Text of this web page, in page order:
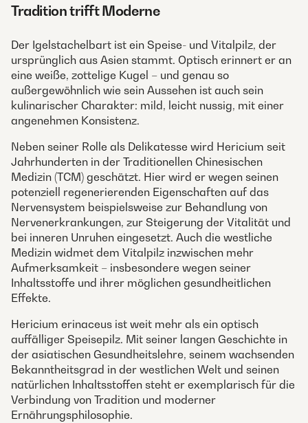
Tradition trifft Moderne
Der Igelstachelbart ist ein Speise- und Vitalpilz, der
ursprünglich aus Asien stammt. Optisch erinnert er an
eine weiße, zottelige Kugel – und genau so
außergewöhnlich wie sein Aussehen ist auch sein
kulinarischer Charakter: mild, leicht nussig, mit einer
angenehmen Konsistenz.
Neben seiner Rolle als Delikatesse wird Hericium seit
Jahrhunderten in der Traditionellen Chinesischen
Medizin (TCM) geschätzt. Hier wird er wegen seinen
potenziell regenerierenden Eigenschaften auf das
Nervensystem beispielsweise zur Behandlung von
Nervenerkrankungen, zur Steigerung der Vitalität und
bei inneren Unruhen eingesetzt. Auch die westliche
Medizin widmet dem Vitalpilz inzwischen mehr
Aufmerksamkeit – insbesondere wegen seiner
Inhaltsstoffe und ihrer möglichen gesundheitlichen
Effekte.
Hericium erinaceus ist weit mehr als ein optisch
auffälliger Speisepilz. Mit seiner langen Geschichte in
der asiatischen Gesundheitslehre, seinem wachsenden
Bekanntheitsgrad in der westlichen Welt und seinen
natürlichen Inhaltsstoffen steht er exemplarisch für die
Verbindung von Tradition und moderner
Ernährungsphilosophie.